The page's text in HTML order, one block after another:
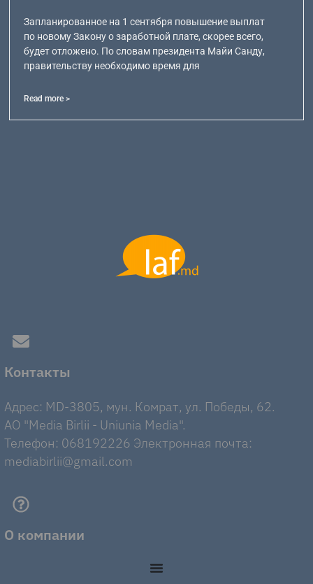
Запланированное на 1 сентября повышение выплат
по новому Закону о заработной плате, скорее всего,
будет отложено. По словам президента Майи Санду,
правительству необходимо время для
Read more >
Контакты
Адрес: MD-3805, мун. Комрат, ул. Победы, 62.
AO "Media Birlii - Uniunia Media".
Телефон: 068192226 Электронная почта:
mediabirlii@gmail.com
О компании